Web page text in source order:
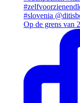
Op de grens van